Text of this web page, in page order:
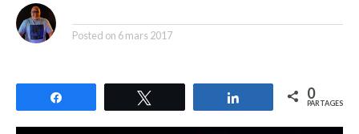
Posted on 6 mars 2017
Partagez 0
PARTAGES